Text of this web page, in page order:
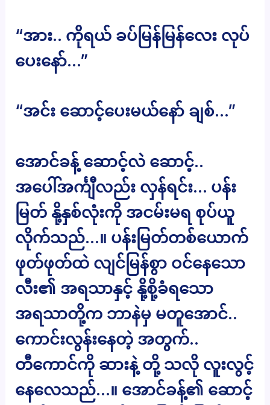
“အား.. ကိုရယ် ခပ်မြန်မြန်လေး လုပ်
ပေးနော်…”
“အင်း ဆောင့်ပေးမယ်နော် ချစ်…”
အောင်ခန့် ဆောင့်လဲ ဆောင့်..
အပေါ်အင်္ကျီလည်း လှန်ရင်း… ပန်း
မြတ် နို့နှစ်လုံးကို အငမ်းမရ စုပ်ယူ
လိုက်သည်…။ ပန်းမြတ်တစ်ယောက်
ဖုတ်ဖုတ်ထဲ လျင်မြန်စွာ ဝင်နေသော
လီး၏ အရသာနှင့် နို့စို့ခံရသော
အရသာတို့က ဘာနဲမှ မတူအောင်..
ကောင်းလွန်းနေတဲ့ အတွက်..
တီကောင်ကို ဆားနဲ့ တို့ သလို လူးလွင့်
နေလေသည်…။ အောင်ခန့်၏ ဆောင့်